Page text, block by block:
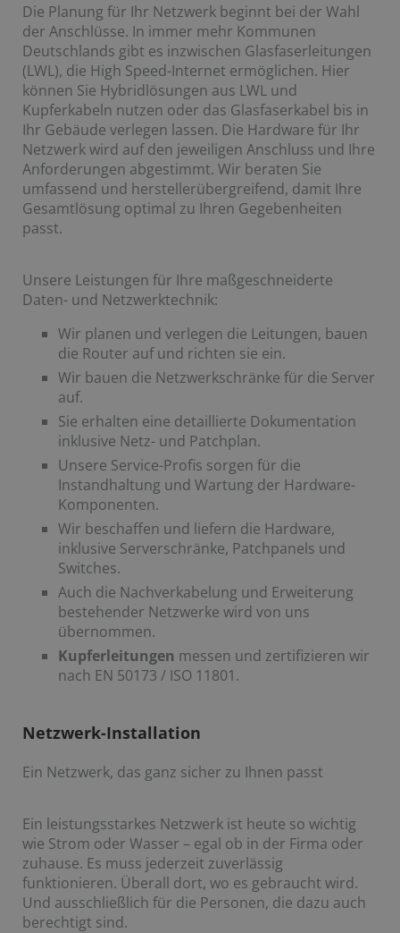
Die Planung für Ihr Netzwerk beginnt bei der Wahl
der Anschlüsse. In immer mehr Kommunen
Deutschlands gibt es inzwischen Glasfaserleitungen
(LWL), die High Speed-Internet ermöglichen. Hier
können Sie Hybridlösungen aus LWL und
Kupferkabeln nutzen oder das Glasfaserkabel bis in
Ihr Gebäude verlegen lassen. Die Hardware für Ihr
Netzwerk wird auf den jeweiligen Anschluss und Ihre
Anforderungen abgestimmt. Wir beraten Sie
umfassend und herstellerübergreifend, damit Ihre
Gesamtlösung optimal zu Ihren Gegebenheiten
passt.
Unsere Leistungen für Ihre maßgeschneiderte
Daten- und Netzwerktechnik:
Wir planen und verlegen die Leitungen, bauen
die Router auf und richten sie ein.
Wir bauen die Netzwerkschränke für die Server
auf.
Sie erhalten eine detaillierte Dokumentation
inklusive Netz- und Patchplan.
Unsere Service-Profis sorgen für die
Instandhaltung und Wartung der Hardware-
Komponenten.
Wir beschaffen und liefern die Hardware,
inklusive Serverschränke, Patchpanels und
Switches.
Auch die Nachverkabelung und Erweiterung
bestehender Netzwerke wird von uns
übernommen.
Kupferleitungen messen und zertifizieren wir
nach EN 50173 / ISO 11801.
Netzwerk-Installation
Ein Netzwerk, das ganz sicher zu Ihnen passt
Ein leistungsstarkes Netzwerk ist heute so wichtig
wie Strom oder Wasser – egal ob in der Firma oder
zuhause. Es muss jederzeit zuverlässig
funktionieren. Überall dort, wo es gebraucht wird.
Und ausschließlich für die Personen, die dazu auch
berechtigt sind.